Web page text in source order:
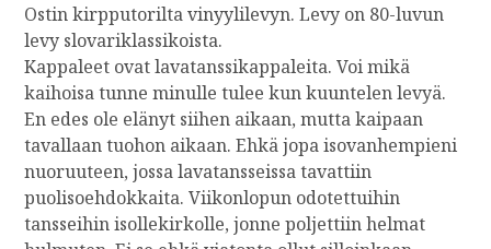
Ostin kirpputorilta vinyylilevyn. Levy on 80-luvun
levy slovariklassikoista.
Kappaleet ovat lavatanssikappaleita. Voi mikä
kaihoisa tunne minulle tulee kun kuuntelen levyä.
En edes ole elänyt siihen aikaan, mutta kaipaan
tavallaan tuohon aikaan. Ehkä jopa isovanhempieni
nuoruuteen, jossa lavatansseissa tavattiin
puolisoehdokkaita. Viikonlopun odotettuihin
tansseihin isollekirkolle, jonne poljettiin helmat